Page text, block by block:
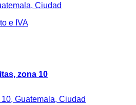
Ciudad
e IVA
zona 10
Guatemala, Ciudad